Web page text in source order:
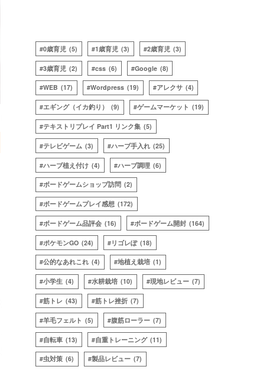
0歳育児 (5) 1歳育児 (3) 2歳育児 (3)
3歳育児 (2) css (6) Google (8)
WEB (17) Wordpress (19) アレクサ (4)
エギング（イカ釣り） (9) ゲームマーケット (19)
テキストリプレイ Part1 リンク集 (5)
テレビゲーム (3) ハーブ手入れ (25)
ハーブ植え付け (4) ハーブ調理 (6)
ボードゲームショップ訪問 (2)
ボードゲームプレイ感想 (172)
ボードゲーム品評会 (16) ボードゲーム開封 (164)
ポケモンGO (24) リゴレぽ (18)
公的なあれこれ (4) 地植え栽培 (1)
小学生 (4) 水耕栽培 (10) 現地レビュー (7)
筋トレ (43) 筋トレ挫折 (7)
羊毛フェルト (5) 腹筋ローラー (7)
自転車 (13) 自重トレーニング (11)
虫対策 (6) 製品レビュー (7)